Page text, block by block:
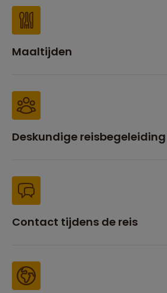
Maaltijden
Deskundige reisbegeleiding
Contact tijdens de reis